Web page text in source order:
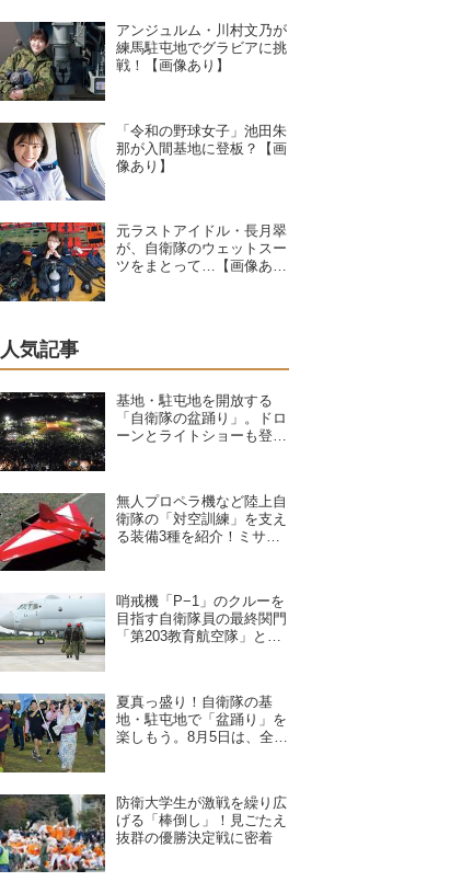
アンジュルム・川村文乃が
練馬駐屯地でグラビアに挑
戦！【画像あり】
「令和の野球女子」池田朱
那が入間基地に登板？【画
像あり】
元ラストアイドル・長月翠
が、自衛隊のウェットスー
ツをまとって…【画像あ
人気記事
基地・駐屯地を開放する
「自衛隊の盆踊り」。ドロ
ーンとライトショーも登
無人プロペラ機など陸上自
衛隊の「対空訓練」を支え
る装備3種を紹介！ミサイ
哨戒機「P−1」のクルーを
目指す自衛隊員の最終関門
「第203教育航空隊」と
夏真っ盛り！自衛隊の基
地・駐屯地で「盆踊り」を
楽しもう。8月5日は、全国
防衛大学生が激戦を繰り広
げる「棒倒し」！見ごたえ
抜群の優勝決定戦に密着